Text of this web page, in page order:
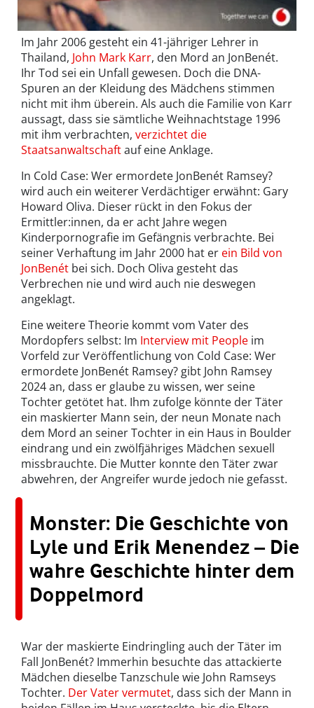
Im Jahr 2006 gesteht ein 41-jähriger Lehrer in
Thailand, John Mark Karr, den Mord an JonBenét.
Ihr Tod sei ein Unfall gewesen. Doch die DNA-
Spuren an der Kleidung des Mädchens stimmen
nicht mit ihm überein. Als auch die Familie von Karr
aussagt, dass sie sämtliche Weihnachtstage 1996
mit ihm verbrachten, verzichtet die
Staatsanwaltschaftauf eine Anklage.
In Cold Case: Wer ermordete JonBenét Ramsey?
wird auch ein weiterer Verdächtiger erwähnt: Gary
Howard Oliva. Dieser rückt in den Fokus der
Ermittler:innen, da er acht Jahre wegen
Kinderpornografie im Gefängnis verbrachte. Bei
seiner Verhaftung im Jahr 2000 hat er ein Bild von
JonBenét bei sich. Doch Oliva gesteht das
Verbrechen nie und wird auch nie deswegen
angeklagt.
Eine weitere Theorie kommt vom Vater des
Mordopfers selbst: Im Interview mit People im
Vorfeld zur Veröffentlichung von Cold Case: Wer
ermordete JonBenét Ramsey? gibt John Ramsey
2024 an, dass er glaube zu wissen, wer seine
Tochter getötet hat. Ihm zufolge könnte der Täter
ein maskierter Mann sein, der neun Monate nach
dem Mord an seiner Tochter in ein Haus in Boulder
eindrang und ein zwölfjähriges Mädchen sexuell
missbrauchte. Die Mutter konnte den Täter zwar
abwehren, der Angreifer wurde jedoch nie gefasst.
Monster: Die Geschichte von
Lyle und Erik Menendez – Die
wahre Geschichte hinter dem
Doppelmord
War der maskierte Eindringling auch der Täter im
Fall JonBenét? Immerhin besuchte das attackierte
Mädchen dieselbe Tanzschule wie John Ramseys
Tochter. Der Vater vermutet, dass sich der Mann in